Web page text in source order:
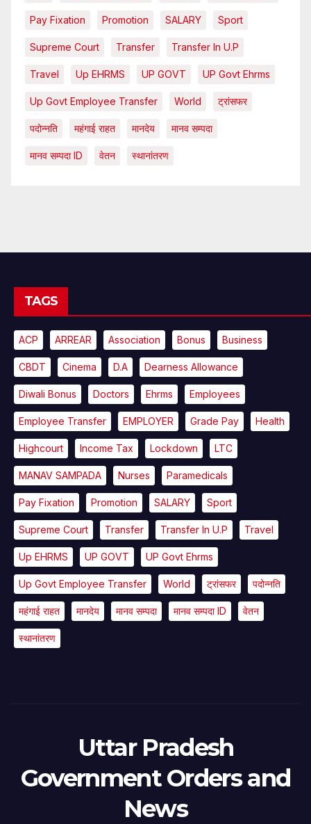
Pay Fixation Promotion SALARY Sport
Supreme Court Transfer Transfer In U.P
Travel Up EHRMS UP GOVT UP Govt Ehrms
Up Govt Employee Transfer World ट्रांसफर
पदोन्नति महंगाई राहत मानदेय मानव सम्पदा
मानव सम्पदा ID वेतन स्थानांतरण
TAGS
ACP ARREAR Association Bonus Business
CBDT Cinema D.A Dearness Allowance
Diwali Bonus Doctors Ehrms Employees
Employee Transfer EMPLOYER Grade Pay Health
Highcourt Income Tax Lockdown LTC
MANAV SAMPADA Nurses Paramedicals
Pay Fixation Promotion SALARY Sport
Supreme Court Transfer Transfer In U.P Travel
Up EHRMS UP GOVT UP Govt Ehrms
Up Govt Employee Transfer World ट्रांसफर पदोन्नति
महंगाई राहत मानदेय मानव सम्पदा मानव सम्पदा ID वेतन
स्थानांतरण
Uttar Pradesh
Government Orders and
News